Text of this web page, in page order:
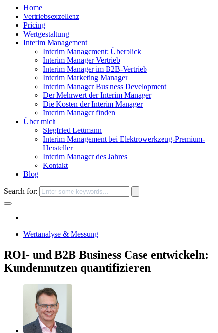
Home
Vertriebsexzellenz
Pricing
Wertgestaltung
Interim Management
Interim Management: Überblick
Interim Manager Vertrieb
Interim Manager im B2B-Vertrieb
Interim Marketing Manager
Interim Manager Business Development
Der Mehrwert der Interim Manager
Die Kosten der Interim Manager
Interim Manager finden
Über mich
Siegfried Lettmann
Interim Management bei Elektrowerkzeug-Premium-
Hersteller
Interim Manager des Jahres
Kontakt
Blog
Search for:
Wertanalyse & Messung
ROI- und B2B Business Case entwickeln:
Kundennutzen quantifizieren